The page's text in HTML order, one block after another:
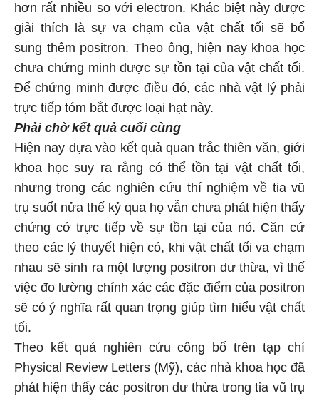
hơn rất nhiều so với electron. Khác biệt này được
giải thích là sự va chạm của vật chất tối sẽ bổ
sung thêm positron. Theo ông, hiện nay khoa học
chưa chứng minh được sự tồn tại của vật chất tối.
Để chứng minh được điều đó, các nhà vật lý phải
trực tiếp tóm bắt được loại hạt này.
Phải chờ kết quả cuối cùng
Hiện nay dựa vào kết quả quan trắc thiên văn, giới
khoa học suy ra rằng có thể tồn tại vật chất tối,
nhưng trong các nghiên cứu thí nghiệm về tia vũ
trụ suốt nửa thế kỷ qua họ vẫn chưa phát hiện thấy
chứng cớ trực tiếp về sự tồn tại của nó. Căn cứ
theo các lý thuyết hiện có, khi vật chất tối va chạm
nhau sẽ sinh ra một lượng positron dư thừa, vì thế
việc đo lường chính xác các đặc điểm của positron
sẽ có ý nghĩa rất quan trọng giúp tìm hiểu vật chất
tối.
Theo kết quả nghiên cứu công bố trên tạp chí
Physical Review Letters (Mỹ), các nhà khoa học đã
phát hiện thấy các positron dư thừa trong tia vũ trụ